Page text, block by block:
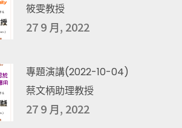
筱雯教授
27 9 月, 2022
專題演講(2022-10-04)
蔡文柄助理教授
27 9 月, 2022